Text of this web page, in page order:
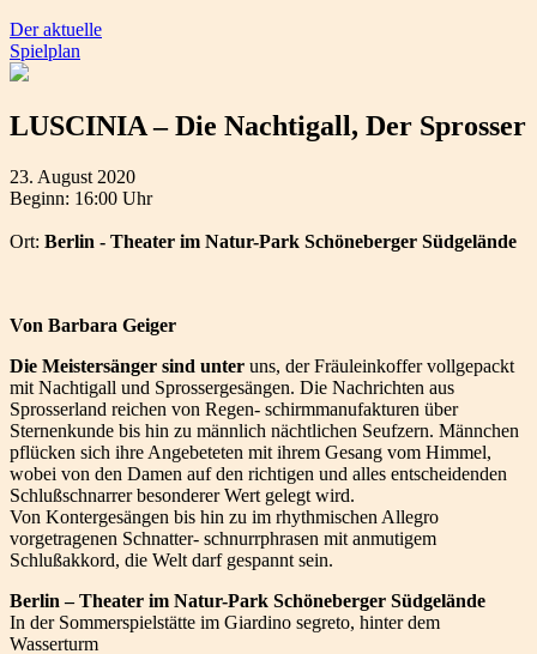
Der aktuelle
Spielplan
LUSCINIA – Die Nachtigall, Der Sprosser
23. August 2020
Beginn: 16:00 Uhr
Ort: Berlin - Theater im Natur-Park Schöneberger Südgelände
Von Barbara Geiger
Die Meistersänger sind unter uns, der Fräuleinkoffer vollgepackt
mit Nachtigall und Sprossergesängen. Die Nachrichten aus
Sprosserland reichen von Regen- schirmmanufakturen über
Sternenkunde bis hin zu männlich nächtlichen Seufzern. Männchen
pflücken sich ihre Angebeteten mit ihrem Gesang vom Himmel,
wobei von den Damen auf den richtigen und alles entscheidenden
Schlußschnarrer besonderer Wert gelegt wird.
Von Kontergesängen bis hin zu im rhythmischen Allegro
vorgetragenen Schnatter- schnurrphrasen mit anmutigem
Schlußakkord, die Welt darf gespannt sein.
Berlin – Theater im Natur-Park Schöneberger Südgelände
In der Sommerspielstätte im Giardino segreto, hinter dem
Wasserturm